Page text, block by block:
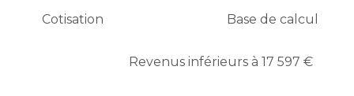
Cotisation Base de calcul
Revenus inférieurs à 17 597 €